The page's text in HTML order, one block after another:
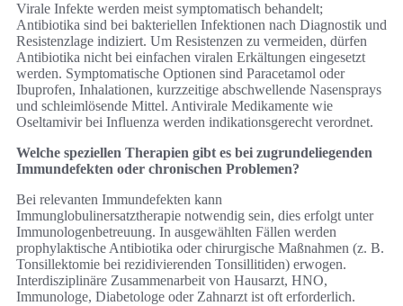
Virale Infekte werden meist symptomatisch behandelt;
Antibiotika sind bei bakteriellen Infektionen nach Diagnostik und
Resistenzlage indiziert. Um Resistenzen zu vermeiden, dürfen
Antibiotika nicht bei einfachen viralen Erkältungen eingesetzt
werden. Symptomatische Optionen sind Paracetamol oder
Ibuprofen, Inhalationen, kurzzeitige abschwellende Nasensprays
und schleimlösende Mittel. Antivirale Medikamente wie
Oseltamivir bei Influenza werden indikationsgerecht verordnet.
Welche speziellen Therapien gibt es bei zugrundeliegenden
Immundefekten oder chronischen Problemen?
Bei relevanten Immundefekten kann
Immunglobulinersatztherapie notwendig sein, dies erfolgt unter
Immunologenbetreuung. In ausgewählten Fällen werden
prophylaktische Antibiotika oder chirurgische Maßnahmen (z. B.
Tonsillektomie bei rezidivierenden Tonsillitiden) erwogen.
Interdisziplinäre Zusammenarbeit von Hausarzt, HNO,
Immunologe, Diabetologe oder Zahnarzt ist oft erforderlich.